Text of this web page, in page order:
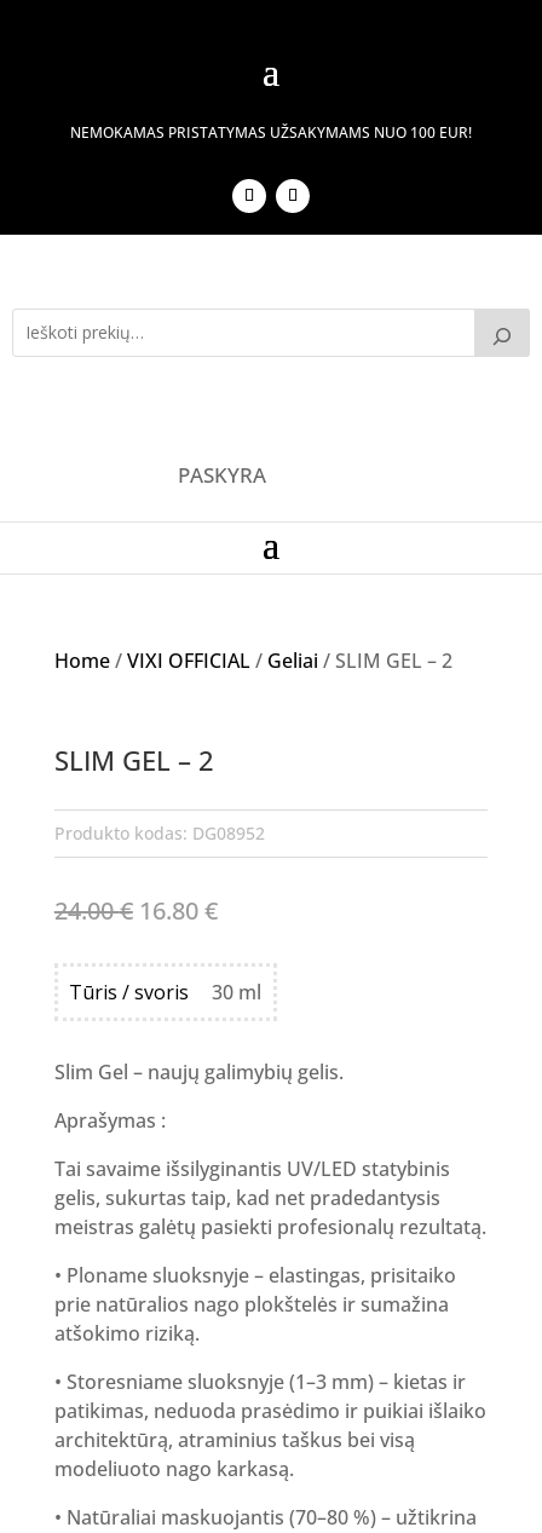
NEMOKAMAS PRISTATYMAS UŽSAKYMAMS NUO 100 EUR!
PASKYRA
Home/VIXI OFFICIAL/ Geliai / SLIM GEL – 2
NETURIME
SLIM GEL – 2
Produkto kodas: DG08952
24.00€ Original
was:
24.00 €.
16.80€Current
is:
16.80 €.
Tūris / svoris 30 ml
Slim Gel – naujų galimybių gelis.
Aprašymas :
Tai savaime išsilyginantis UV/LED statybinis
gelis, sukurtas taip, kad net pradedantysis
meistras galėtų pasiekti profesionalų rezultatą.
• Ploname sluoksnyje – elastingas, prisitaiko
prie natūralios nago plokštelės ir sumažina
atšokimo riziką.
• Storesniame sluoksnyje (1–3 mm) – kietas ir
patikimas, neduoda prasėdimo ir puikiai išlaiko
architektūrą, atraminius taškus bei visą
modeliuoto nago karkasą.
• Natūraliai maskuojantis (70–80 %) – užtikrina